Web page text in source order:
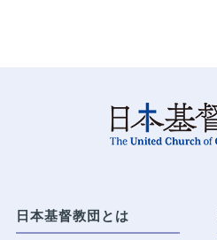
日本基督教団とは